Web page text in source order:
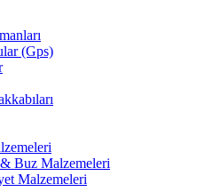
(Gps)
Buz Malzemeleri
Malzemeleri